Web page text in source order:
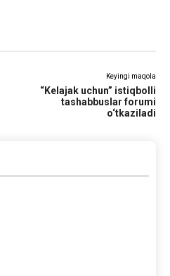
Keyingi maqola
“Kelajak uchun” istiqbolli
tashabbuslar forumi
o‘tkaziladi